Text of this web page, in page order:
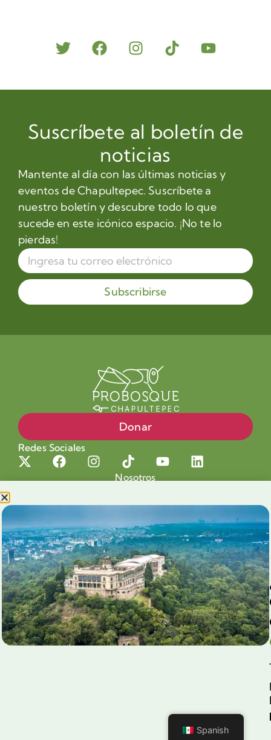
Suscríbete al boletín de
noticias
Mantente al día con las últimas noticias y
eventos de Chapultepec. Suscríbete a
nuestro boletín y descubre todo lo que
sucede en este icónico espacio. ¡No te lo
pierdas!
Subscribirse
Donar
Redes Sociales
Nosotros
Nuestra Causa
Productos con Causa
Blog
Voluntariado Chapultepec
Aliados
Legales
Prensa
Aviso de Privacidad
Spanish